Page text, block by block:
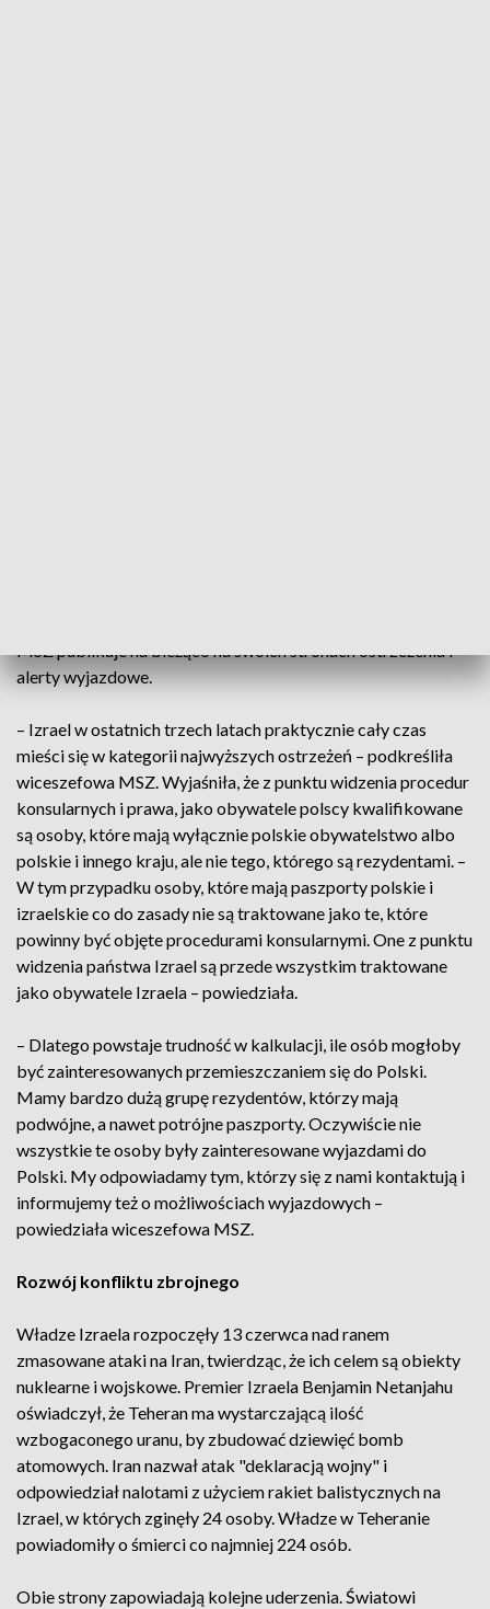
MSZ publikuje na bieżąco na swoich stronach ostrzeżenia i
alerty wyjazdowe.
– Izrael w ostatnich trzech latach praktycznie cały czas
mieści się w kategorii najwyższych ostrzeżeń – podkreśliła
wiceszefowa MSZ. Wyjaśniła, że z punktu widzenia procedur
konsularnych i prawa, jako obywatele polscy kwalifikowane
są osoby, które mają wyłącznie polskie obywatelstwo albo
polskie i innego kraju, ale nie tego, którego są rezydentami. –
W tym przypadku osoby, które mają paszporty polskie i
izraelskie co do zasady nie są traktowane jako te, które
powinny być objęte procedurami konsularnymi. One z punktu
widzenia państwa Izrael są przede wszystkim traktowane
jako obywatele Izraela – powiedziała.
– Dlatego powstaje trudność w kalkulacji, ile osób mogłoby
być zainteresowanych przemieszczaniem się do Polski.
Mamy bardzo dużą grupę rezydentów, którzy mają
podwójne, a nawet potrójne paszporty. Oczywiście nie
wszystkie te osoby były zainteresowane wyjazdami do
Polski. My odpowiadamy tym, którzy się z nami kontaktują i
informujemy też o możliwościach wyjazdowych –
powiedziała wiceszefowa MSZ.
Rozwój konfliktu zbrojnego
Władze Izraela rozpoczęły 13 czerwca nad ranem
zmasowane ataki na Iran, twierdząc, że ich celem są obiekty
nuklearne i wojskowe. Premier Izraela Benjamin Netanjahu
oświadczył, że Teheran ma wystarczającą ilość
wzbogaconego uranu, by zbudować dziewięć bomb
atomowych. Iran nazwał atak "deklaracją wojny" i
odpowiedział nalotami z użyciem rakiet balistycznych na
Izrael, w których zginęły 24 osoby. Władze w Teheranie
powiadomiły o śmierci co najmniej 224 osób.
Obie strony zapowiadają kolejne uderzenia. Światowi